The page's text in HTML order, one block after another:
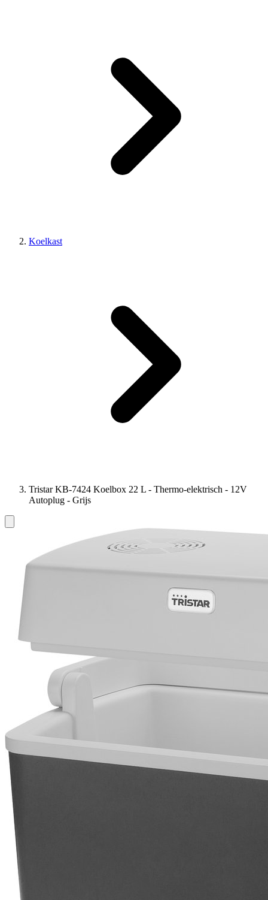
Koelkast
Tristar KB-7424 Koelbox 22 L - Thermo-elektrisch - 12V
Autoplug - Grijs